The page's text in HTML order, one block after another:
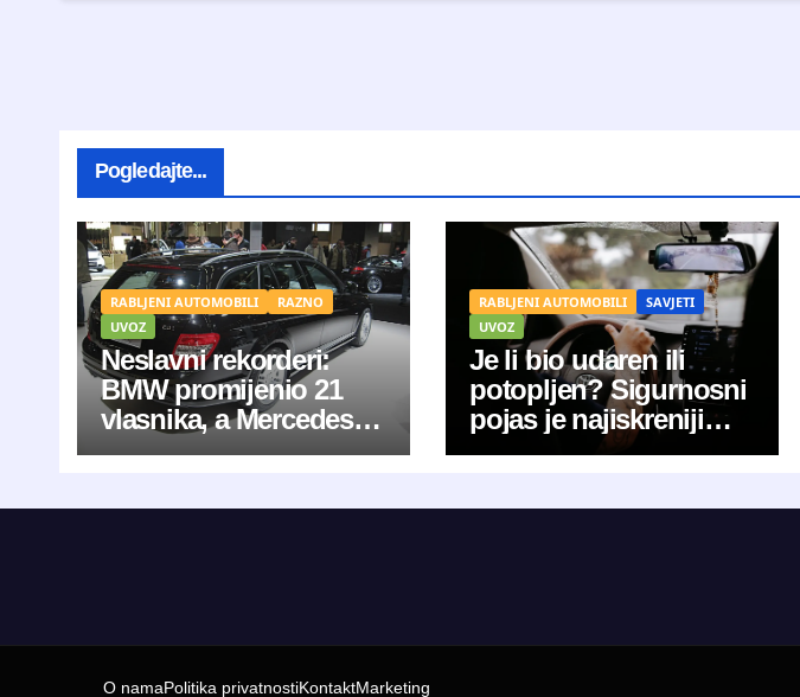
Pogledajte...
RABLJENI AUTOMOBILI
RAZNO
UVOZ
Neslavni rekorderi:
BMW promijenio 21
vlasnika, a Mercedesu
‘skinuto‘ 281.000
RABLJENI AUTOMOBILI
SAVJETI
UVOZ
Je li bio udaren ili
potopljen? Sigurnosni
pojas je najiskreniji
svjedok koji razotkriva
O namaPolitika privatnostiKontaktMarketing